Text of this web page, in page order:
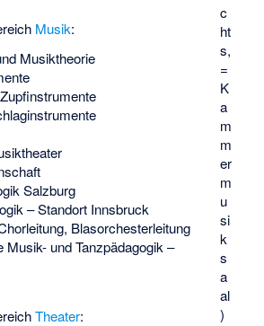
c
ht
s,
=
K
a
m
m
er
m
u
si
k
s
a
al
)
Musik:
Musiktheorie
Salzburg
– Standort Innsbruck
Blasorchesterleitung
Musik- und Tanzpädagogik –
Theater: